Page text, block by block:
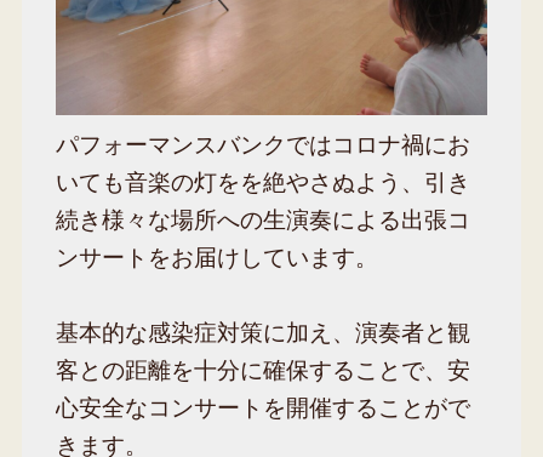
パフォーマンスバンクではコロナ禍にお
いても音楽の灯をを絶やさぬよう、引き
続き様々な場所への生演奏による出張コ
ンサートをお届けしています。
基本的な感染症対策に加え、演奏者と観
客との距離を十分に確保することで、安
心安全なコンサートを開催することがで
きます。